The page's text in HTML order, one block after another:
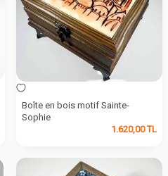
Boîte en bois motif Sainte-
Sophie
1.620,00TL